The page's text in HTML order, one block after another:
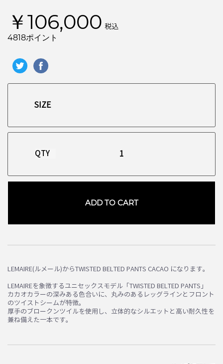
￥106,000 税込
4818ポイント
QTY
ADD TO CART
LEMAIRE(ルメール)からTWISTED BELTED PANTS CACAO になります。
LEMAIREを象徴するユニセックスモデル「TWISTED BELTED PANTS」
カカオカラーの深みある色合いに、丸みのあるレッグラインとフロント
のツイストシームが特徴。
厚手のブロークンツイルを使用し、立体的なシルエットと高い耐久性を
兼ね備えた一本です。